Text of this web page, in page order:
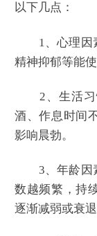
以下几点：
1、心理因素
精神抑郁等能
2、生活习
酒、作息时间
影响晨勃。
3、年龄因素
数越频繁，持
逐渐减弱或衰退